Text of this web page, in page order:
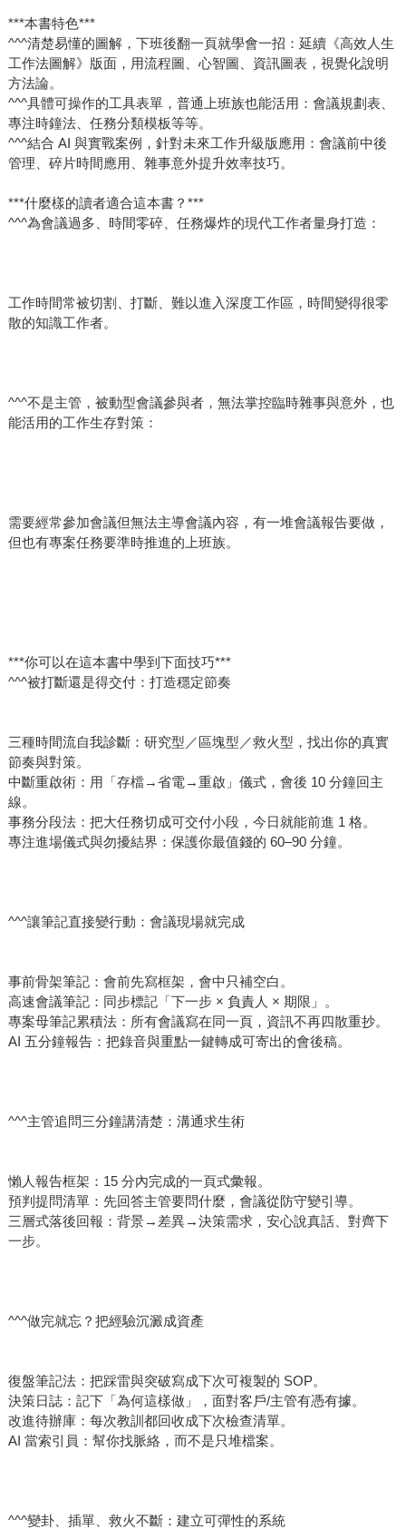
***本書特色***
^^^清楚易懂的圖解，下班後翻一頁就學會一招：延續《高效人生
工作法圖解》版面，用流程圖、心智圖、資訊圖表，視覺化說明
方法論。
^^^具體可操作的工具表單，普通上班族也能活用：會議規劃表、
專注時鐘法、任務分類模板等等。
^^^結合 AI 與實戰案例，針對未來工作升級版應用：會議前中後
管理、碎片時間應用、雜事意外提升效率技巧。
***什麼樣的讀者適合這本書？***
^^^為會議過多、時間零碎、任務爆炸的現代工作者量身打造：
工作時間常被切割、打斷、難以進入深度工作區，時間變得很零
散的知識工作者。
^^^不是主管，被動型會議參與者，無法掌控臨時雜事與意外，也
能活用的工作生存對策：
需要經常參加會議但無法主導會議內容，有一堆會議報告要做，
但也有專案任務要準時推進的上班族。
***你可以在這本書中學到下面技巧***
^^^被打斷還是得交付：打造穩定節奏
三種時間流自我診斷：研究型／區塊型／救火型，找出你的真實
節奏與對策。
中斷重啟術：用「存檔→省電→重啟」儀式，會後 10 分鐘回主
線。
事務分段法：把大任務切成可交付小段，今日就能前進 1 格。
專注進場儀式與勿擾結界：保護你最值錢的 60–90 分鐘。
^^^讓筆記直接變行動：會議現場就完成
事前骨架筆記：會前先寫框架，會中只補空白。
高速會議筆記：同步標記「下一步 × 負責人 × 期限」。
專案母筆記累積法：所有會議寫在同一頁，資訊不再四散重抄。
AI 五分鐘報告：把錄音與重點一鍵轉成可寄出的會後稿。
^^^主管追問三分鐘講清楚：溝通求生術
懶人報告框架：15 分內完成的一頁式彙報。
預判提問清單：先回答主管要問什麼，會議從防守變引導。
三層式落後回報：背景→差異→決策需求，安心說真話、對齊下
一步。
^^^做完就忘？把經驗沉澱成資產
復盤筆記法：把踩雷與突破寫成下次可複製的 SOP。
決策日誌：記下「為何這樣做」，面對客戶/主管有憑有據。
改進待辦庫：每次教訓都回收成下次檢查清單。
AI 當索引員：幫你找脈絡，而不是只堆檔案。
^^^變卦、插單、救火不斷：建立可彈性的系統